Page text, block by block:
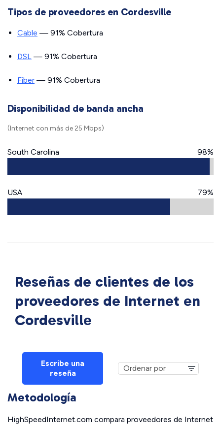
Tipos de proveedores en Cordesville
Cable — 91% Cobertura
DSL — 91% Cobertura
Fiber — 91% Cobertura
Disponibilidad de banda ancha
(Internet con más de 25 Mbps)
South Carolina 98%
USA 79%
Reseñas de clientes de los
proveedores de Internet en
Cordesville
Escribe una
reseña
Metodología
HighSpeedInternet.com compara proveedores de Internet